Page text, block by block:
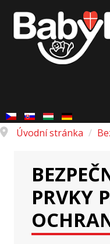
Úvodní stránka /
PRVKY